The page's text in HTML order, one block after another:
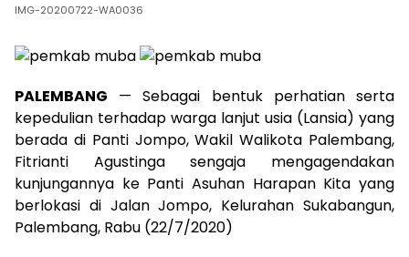
IMG-20200722-WA0036
PALEMBANG — Sebagai bentuk perhatian serta
kepedulian terhadap warga lanjut usia (Lansia) yang
berada di Panti Jompo, Wakil Walikota Palembang,
Fitrianti Agustinga sengaja mengagendakan
kunjungannya ke Panti Asuhan Harapan Kita yang
berlokasi di Jalan Jompo, Kelurahan Sukabangun,
Palembang, Rabu (22/7/2020)